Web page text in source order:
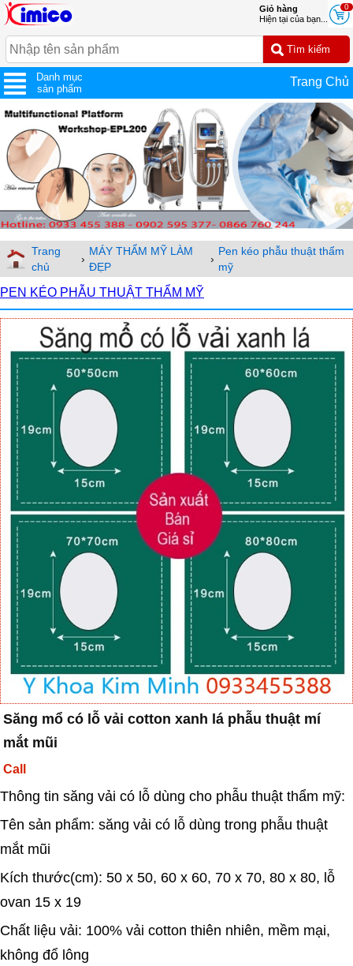
0
Giỏ hàng
Hiện tại của bạn...
Danh mục
sản phẩm
Trang Chủ
Trang
chủ
›
MÁY THẨM MỸ LÀM
ĐẸP
›
Pen kéo phẫu thuật thẩm
mỹ
PEN KÉO PHẪU THUẬT THẨM MỸ
Săng mổ có lỗ vải cotton xanh lá phẫu thuật mí
mắt mũi
Call
Thông tin săng vải có lỗ dùng cho phẫu thuật thẩm mỹ:
Tên sản phẩm: săng vải có lỗ dùng trong phẫu thuật
mắt mũi
Kích thước(cm): 50 x 50, 60 x 60, 70 x 70, 80 x 80, lỗ
ovan 15 x 19
Chất liệu vải: 100% vải cotton thiên nhiên, mềm mại,
không đổ lông